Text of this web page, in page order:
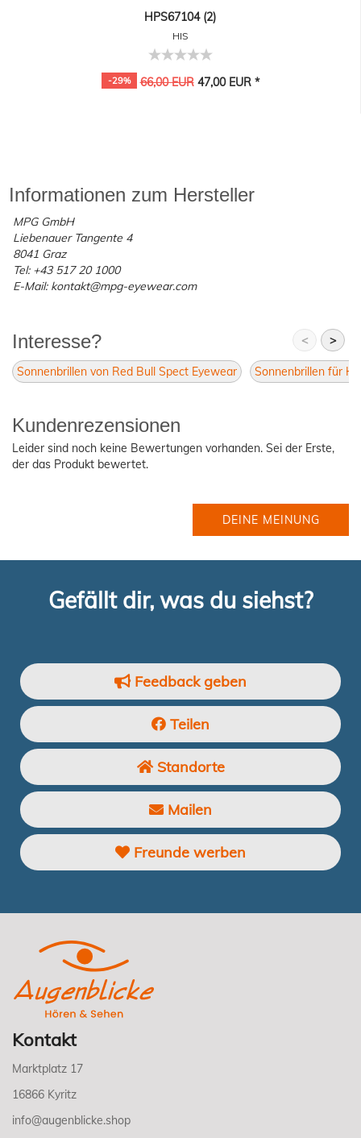
HPS67104 (2)
HIS
-29% 66,00 EUR47,00 EUR *
Informationen zum Hersteller
MPG GmbH
Liebenauer Tangente 4
8041 Graz
Tel: +43 517 20 1000
E-Mail: kontakt@mpg-eyewear.com
Interesse? < >
Sonnenbrillen von Red Bull Spect Eyewear Sonnenbrillen für
Kundenrezensionen
Leider sind noch keine Bewertungen vorhanden. Sei der Erste,
der das Produkt bewertet.
DEINE MEINUNG
Gefällt dir, was du siehst?
Feedback geben
Teilen
Standorte
Mailen
Freunde werben
Kontakt
Marktplatz 17
16866 Kyritz
info@augenblicke.shop